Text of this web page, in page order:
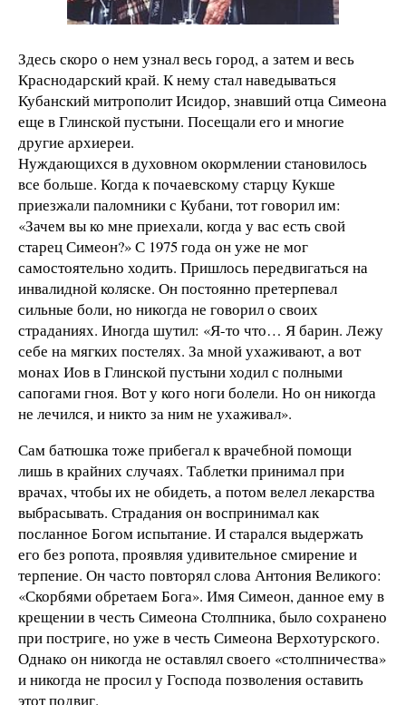
Здесь скоро о нем узнал весь город, а затем и весь
Краснодарский край. К нему стал наведываться
Кубанский митрополит Исидор, знавший отца Симеона
еще в Глинской пустыни. Посещали его и многие
другие архиереи.
Нуждающихся в духовном окормлении становилось
все больше. Когда к почаевскому старцу Кукше
приезжали паломники с Кубани, тот говорил им:
«Зачем вы ко мне приехали, когда у вас есть свой
старец Симеон?» С 1975 года он уже не мог
самостоятельно ходить. Пришлось передвигаться на
инвалидной коляске. Он постоянно претерпевал
сильные боли, но никогда не говорил о своих
страданиях. Иногда шутил: «Я-то что… Я барин. Лежу
себе на мягких постелях. За мной ухаживают, а вот
монах Иов в Глинской пустыни ходил с полными
сапогами гноя. Вот у кого ноги болели. Но он никогда
не лечился, и никто за ним не ухаживал».
Сам батюшка тоже прибегал к врачебной помощи
лишь в крайних случаях. Таблетки принимал при
врачах, чтобы их не обидеть, а потом велел лекарства
выбрасывать. Страдания он воспринимал как
посланное Богом испытание. И старался выдержать
его без ропота, проявляя удивительное смирение и
терпение. Он часто повторял слова Антония Великого:
«Скорбями обретаем Бога». Имя Симеон, данное ему в
крещении в честь Симеона Столпника, было сохранено
при постриге, но уже в честь Симеона Верхотурского.
Однако он никогда не оставлял своего «столпничества»
и никогда не просил у Господа позволения оставить
этот подвиг.